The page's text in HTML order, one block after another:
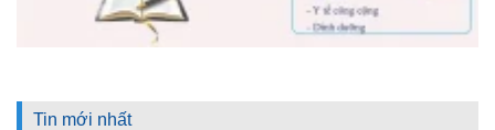
Tin mới nhất